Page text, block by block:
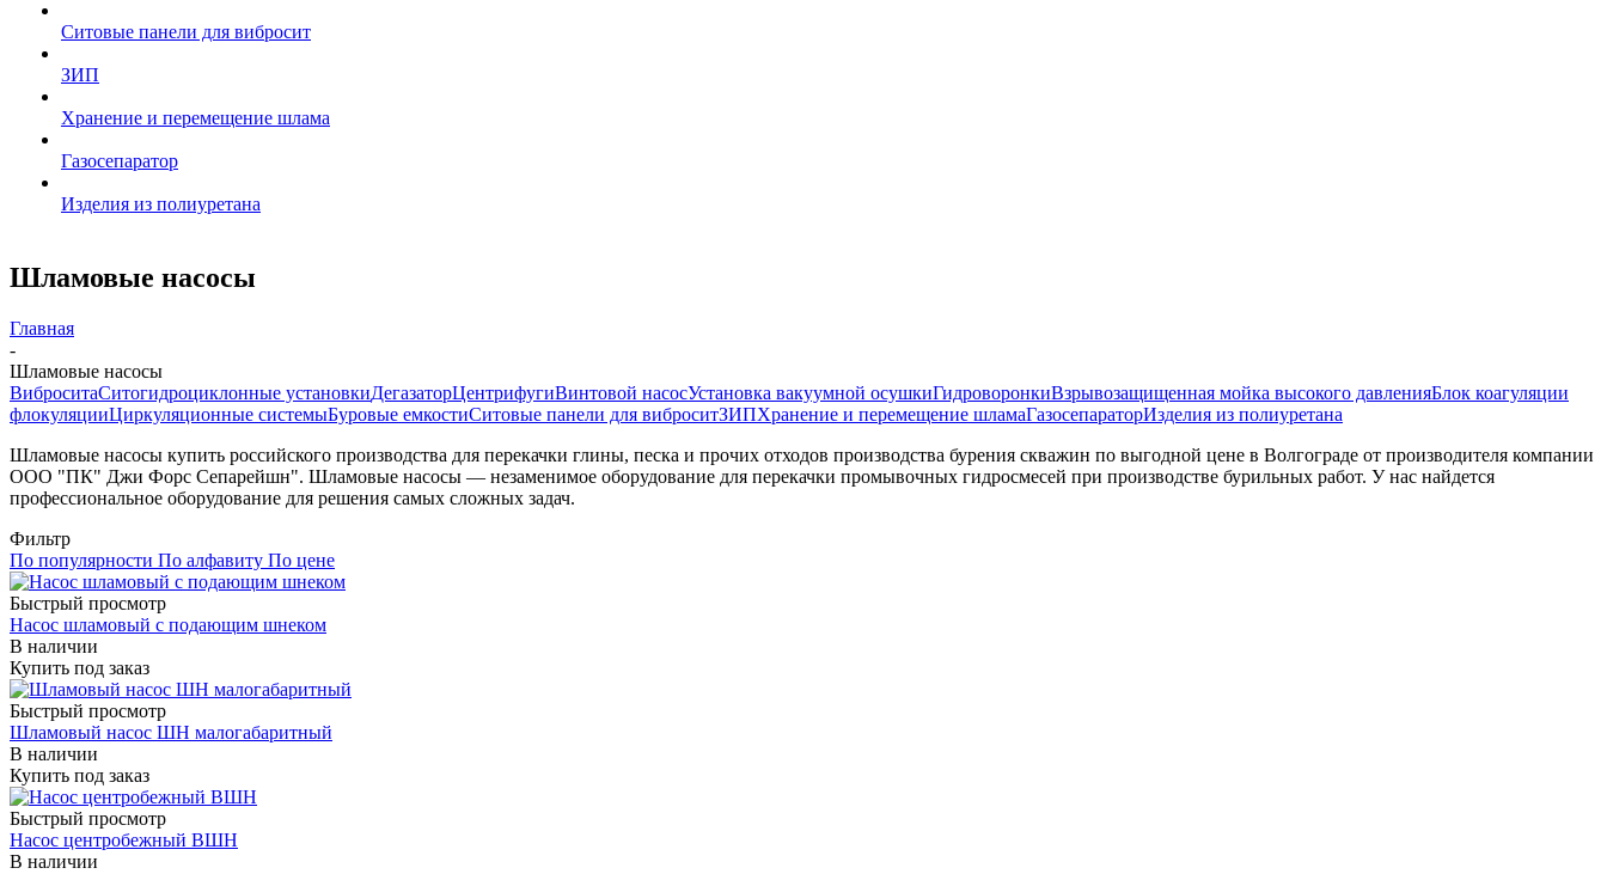
Ситовые панели для вибросит
ЗИП
Хранение и перемещение шлама
Газосепаратор
Изделия из полиуретана
Шламовые насосы
Главная
-
Шламовые насосы
ВиброситаСитогидроциклонные установкиДегазаторЦентрифугиВинтовой насосУстановка вакуумной осушкиГидроворонкиВзрывозащищенная мойка высокого давленияБлок коагуляции
флокуляцииЦиркуляционные системыБуровые емкостиСитовые панели для виброситЗИПХранение и перемещение шламаГазосепараторИзделия из полиуретана
Шламовые насосы купить российского производства для перекачки глины, песка и прочих отходов производства бурения скважин по выгодной цене в Волгограде от производителя компании
ООО "ПК" Джи Форс Сепарейшн". Шламовые насосы — незаменимое оборудование для перекачки промывочных гидросмесей при производстве бурильных работ. У нас найдется
профессиональное оборудование для решения самых сложных задач.
Фильтр
По популярности По алфавиту По цене
Быстрый просмотр
Насос шламовый с подающим шнеком
В наличии
Купить под заказ
Быстрый просмотр
Шламовый насос ШН малогабаритный
В наличии
Купить под заказ
Быстрый просмотр
Насос центробежный ВШН
В наличии